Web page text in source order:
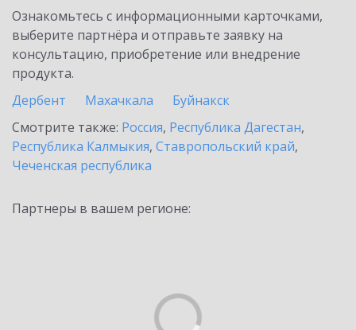
Ознакомьтесь с информационными карточками,
выберите партнёра и отправьте заявку на
консультацию, приобретение или внедрение
продукта.
Дербент
Махачкала
Буйнакск
Смотрите также: Россия, Республика Дагестан,
Республика Калмыкия, Ставропольский край,
Чеченская республика
Партнеры в вашем регионе: